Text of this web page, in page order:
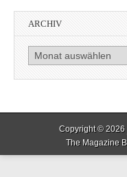
ARCHIV
Archiv
Copyright © 2026
The Magazine